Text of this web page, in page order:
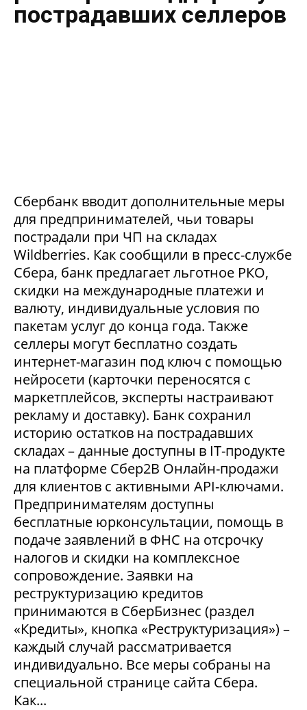
пострадавших селлеров
Сбербанк вводит дополнительные меры
для предпринимателей, чьи товары
пострадали при ЧП на складах
Wildberries. Как сообщили в пресс-службе
Сбера, банк предлагает льготное РКО,
скидки на международные платежи и
валюту, индивидуальные условия по
пакетам услуг до конца года. Также
селлеры могут бесплатно создать
интернет-магазин под ключ с помощью
нейросети (карточки переносятся с
маркетплейсов, эксперты настраивают
рекламу и доставку). Банк сохранил
историю остатков на пострадавших
складах – данные доступны в IT-продукте
на платформе Сбер2В Онлайн-продажи
для клиентов с активными API-ключами.
Предпринимателям доступны
бесплатные юрконсультации, помощь в
подаче заявлений в ФНС на отсрочку
налогов и скидки на комплексное
сопровождение. Заявки на
реструктуризацию кредитов
принимаются в СберБизнес (раздел
«Кредиты», кнопка «Реструктуризация») –
каждый случай рассматривается
индивидуально. Все меры собраны на
специальной странице сайта Сбера.
Как...